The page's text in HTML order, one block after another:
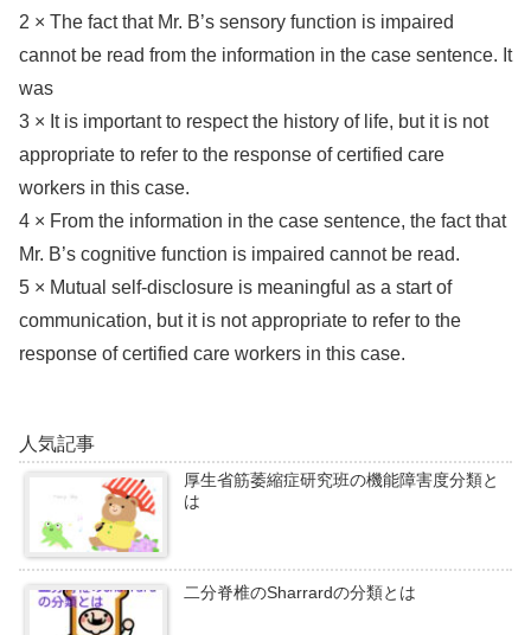
2 × The fact that Mr. B’s sensory function is impaired
cannot be read from the information in the case sentence. It
was
3 × It is important to respect the history of life, but it is not
appropriate to refer to the response of certified care
workers in this case.
4 × From the information in the case sentence, the fact that
Mr. B’s cognitive function is impaired cannot be read.
5 × Mutual self-disclosure is meaningful as a start of
communication, but it is not appropriate to refer to the
response of certified care workers in this case.
人気記事
厚生省筋萎縮症研究班の機能障害度分類と
は
二分脊椎のSharrardの分類とは